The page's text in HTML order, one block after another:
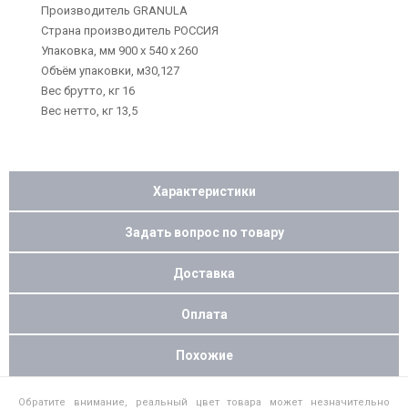
Производитель GRANULA
Страна производитель РОССИЯ
Упаковка, мм 900 х 540 х 260
Объём упаковки, м30,127
Вес брутто, кг 16
Вес нетто, кг 13,5
Характеристики
Задать вопрос по товару
Доставка
Оплата
Похожие
Обратите внимание, реальный цвет товара может незначительно